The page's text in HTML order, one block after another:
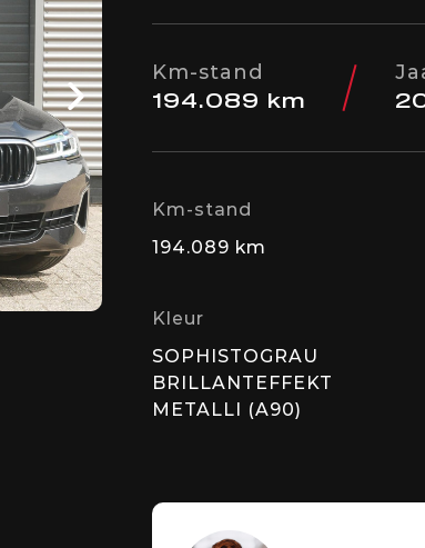
Km-stand
194.089 km
Km-stand
194.089 km
Kleur
SOPHISTOGRAU
BRILLANTEFFEKT
METALLI (A90)